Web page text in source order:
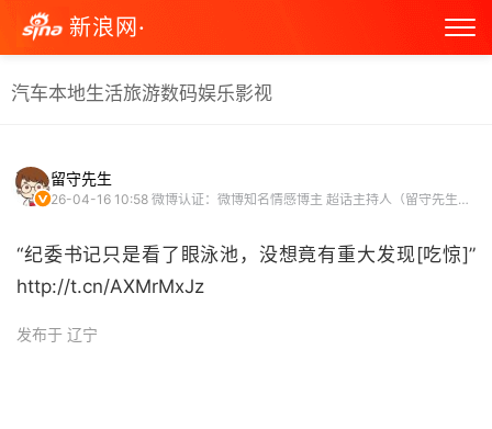
新浪网·
汽车本地生活旅游数码娱乐影视
留守先生
26-04-16 10:58 微博认证：微博知名情感博主 超话主持人（留守先生超话）
“纪委书记只是看了眼泳池，没想竟有重大发现[吃惊]”
http://t.cn/AXMrMxJz ​
发布于 辽宁